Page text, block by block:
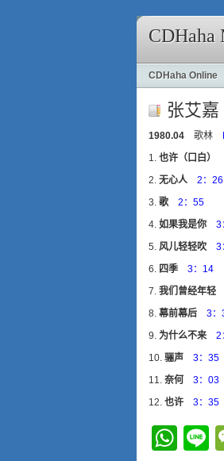
CDHaha
CDHaha Online
张艾
1980.04 歌林
也许（口白）
无心人
2：26
歌
2：55
如果我是你
3
风儿轻轻吹
3
四季
3：14
我们曾经年轻
幕前幕后
3：
为什么不来
2
骊声
3：35
奈何
3：03
也许
3：35